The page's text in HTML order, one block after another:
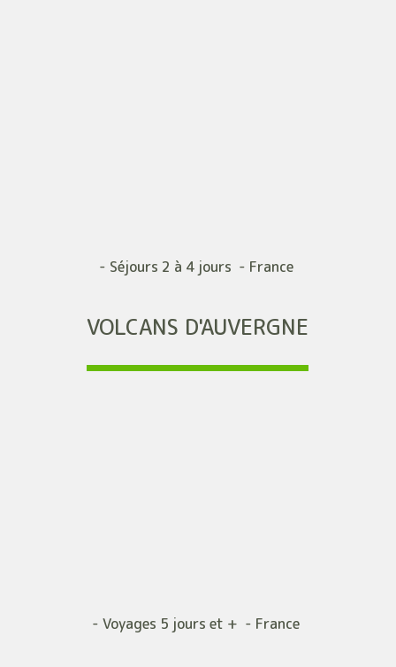
- Séjours 2 à 4 jours - France
VOLCANS D'AUVERGNE
- Voyages 5 jours et + - France